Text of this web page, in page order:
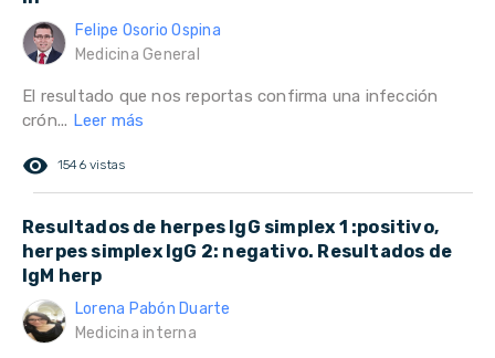
Felipe Osorio Ospina
Medicina General
El resultado que nos reportas confirma una infección
crón... Leer más
remove_red_eye 1546 vistas
Resultados de herpes IgG simplex 1 :positivo,
herpes simplex IgG 2: negativo. Resultados de
IgM herp
Lorena Pabón Duarte
Medicina interna